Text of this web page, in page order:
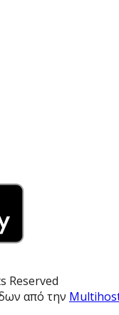
Reserved
από την